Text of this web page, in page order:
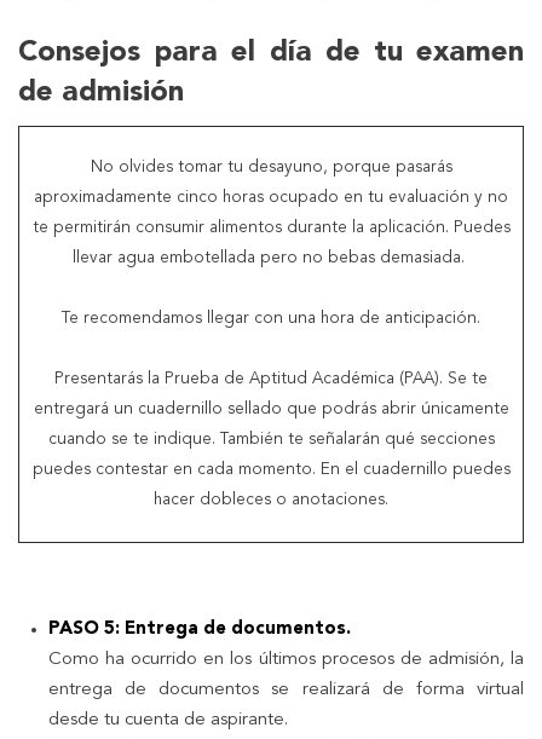
Consejos para el día de tu examen
de admisión
No olvides tomar tu desayuno, porque pasarás
aproximadamente cinco horas ocupado en tu evaluación y no
te permitirán consumir alimentos durante la aplicación. Puedes
llevar agua embotellada pero no bebas demasiada.
Te recomendamos llegar con una hora de anticipación.
Presentarás la Prueba de Aptitud Académica (PAA). Se te
entregará un cuadernillo sellado que podrás abrir únicamente
cuando se te indique. También te señalarán qué secciones
puedes contestar en cada momento. En el cuadernillo puedes
hacer dobleces o anotaciones.
PASO 5: Entrega de documentos.
Como ha ocurrido en los últimos procesos de admisión, la
entrega de documentos se realizará de forma virtual
desde tu cuenta de aspirante.